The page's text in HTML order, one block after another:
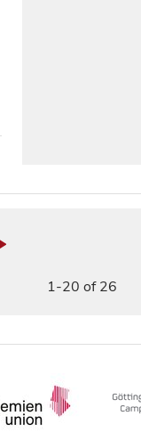
1-20 of 26